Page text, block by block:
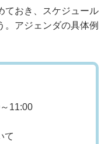
ておき、スケジュール
。アジェンダの具体例
11:00
て